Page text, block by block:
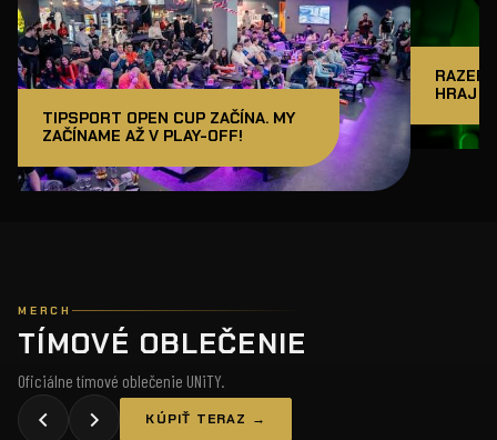
TIPSPORT OPEN CUP ZAČÍNA. MY
ZAČÍNAME AŽ V PLAY-OFF!
RAZER
HRAJ
MERCH
TÍMOVÉ OBLEČENIE
Oficiálne tímové oblečenie UNiTY.
KÚPIŤ TERAZ →